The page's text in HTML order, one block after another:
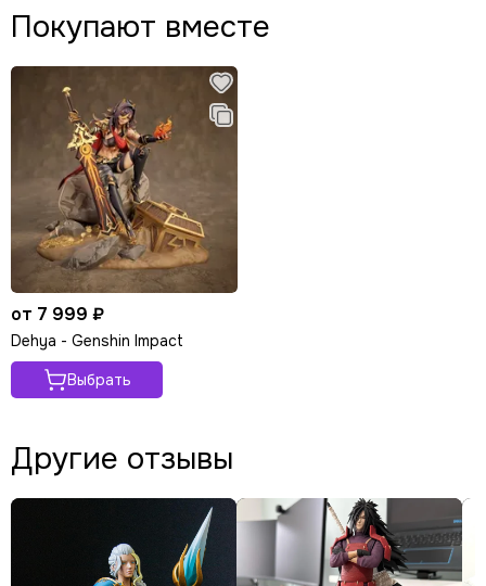
Покупают вместе
от 7 999 ₽
Dehya - Genshin Impact
Выбрать
Другие отзывы